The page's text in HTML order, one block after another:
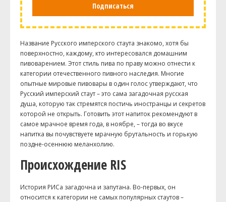
Подписаться
Название Русского имперского стаута знакомо, хотя бы
поверхностно, каждому, кто интересовался домашним
пивоварением. Этот стиль пива по праву можно отнести к
категории отечественного пивного наследия. Многие
опытные мировые пивовары в один голос утверждают, что
Русский имперский стаут – это сама загадочная русская
душа, которую так стремятся постичь иностранцы и секретов
которой не открыть. Готовить этот напиток рекомендуют в
самое мрачное время года, в ноябре, – тогда во вкусе
напитка вы почувствуете мрачную брутальность и горькую
поздне-осеннюю меланхолию.
Происхождение RIS
История РИСа загадочна и запутана. Во-первых, он
относится к категории не самых популярных стаутов –